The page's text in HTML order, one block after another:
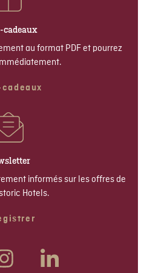
cadeaux
au format PDF et pourrez
cadeaux
informés sur les offres de
Hotels.